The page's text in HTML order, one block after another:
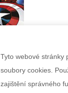
Tyto webové stránky
soubory cookies.
zajištění správného